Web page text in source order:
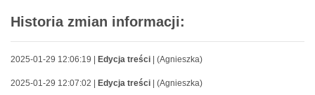
Historia zmian informacji:
2025-01-29 12:06:19 | Edycja treści | (Agnieszka)
2025-01-29 12:07:02 | Edycja treści | (Agnieszka)